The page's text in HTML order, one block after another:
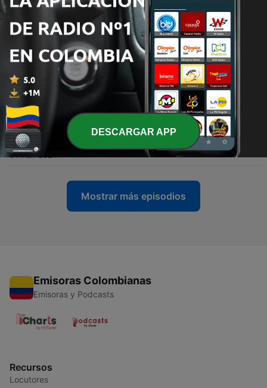
02 feb. 2022
- Parliamoci chiaro. La comunicazione efficace può
cambiarti la vita (Ferracin, Giraudo)
07 nov. 2021
3 - Time to Mind (Gian Carlo Cocco - Università e-
Campus)
17 mar. 2021
2 - La gestione dei portafogli finanziari; tra
sostenibilità e ricerca della performance (Turrini
Vita, Ceccherini, D'Imperio)
01 mar. 2021
Mostrar más episodios
Emisoras Colombianas
Emisoras y Podcasts
Recursos
Locutores
DESCARGAR APP